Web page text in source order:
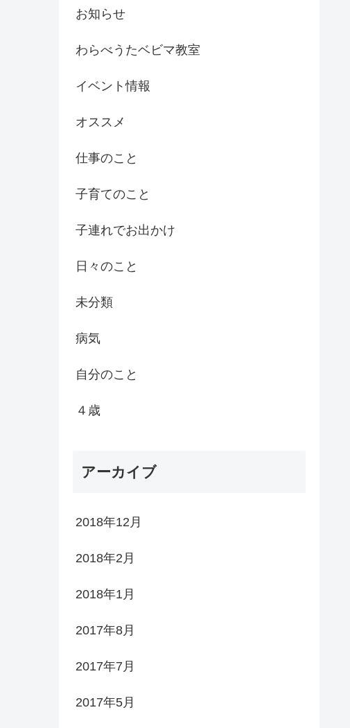
お知らせ
わらべうたベビマ教室
イベント情報
オススメ
仕事のこと
子育てのこと
子連れでお出かけ
日々のこと
未分類
病気
自分のこと
４歳
アーカイブ
2018年12月
2018年2月
2018年1月
2017年8月
2017年7月
2017年5月